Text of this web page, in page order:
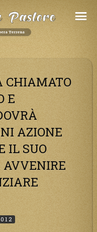
CHIAMATO
E
AZIONE
IL SUO
AVVENIRE